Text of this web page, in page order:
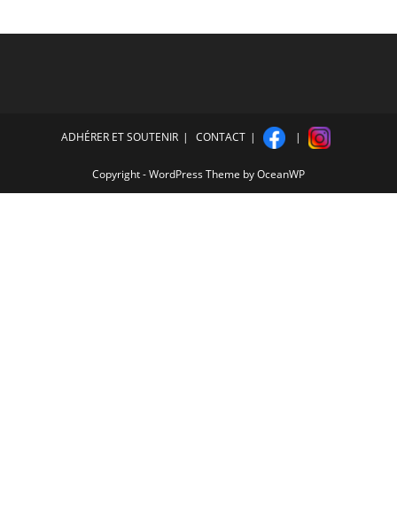
ADHÉRER ET SOUTENIR CONTACT
Copyright - WordPress Theme by OceanWP